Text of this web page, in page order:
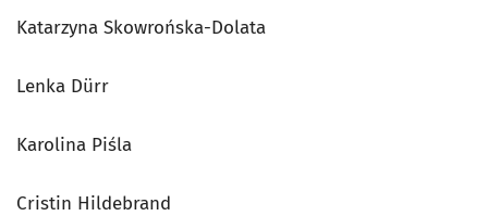
Katarzyna Skowrońska-Dolata
Lenka Dürr
Karolina Piśla
Cristin Hildebrand